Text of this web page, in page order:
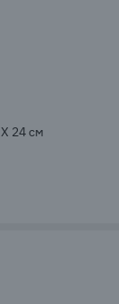
24 см